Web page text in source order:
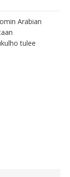
Arabian
tulee